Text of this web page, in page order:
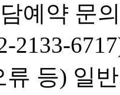
예약 문
2133-
등) 일